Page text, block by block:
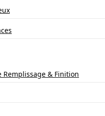
Remplissage & Finition